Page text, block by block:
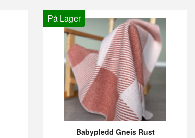
På Lager
Babypledd Gneis Rust